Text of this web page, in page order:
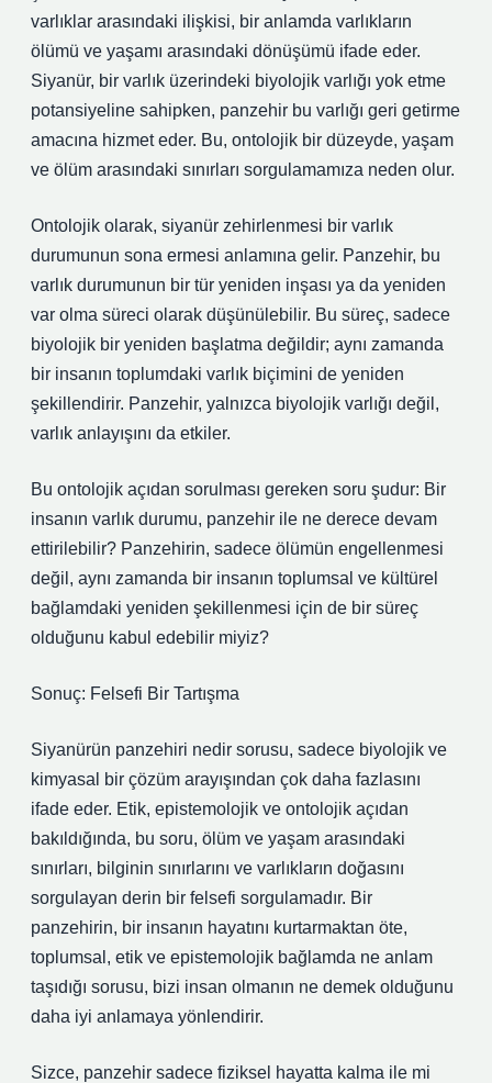
varlıklar arasındaki ilişkisi, bir anlamda varlıkların
ölümü ve yaşamı arasındaki dönüşümü ifade eder.
Siyanür, bir varlık üzerindeki biyolojik varlığı yok etme
potansiyeline sahipken, panzehir bu varlığı geri getirme
amacına hizmet eder. Bu, ontolojik bir düzeyde, yaşam
ve ölüm arasındaki sınırları sorgulamamıza neden olur.
Ontolojik olarak, siyanür zehirlenmesi bir varlık
durumunun sona ermesi anlamına gelir. Panzehir, bu
varlık durumunun bir tür yeniden inşası ya da yeniden
var olma süreci olarak düşünülebilir. Bu süreç, sadece
biyolojik bir yeniden başlatma değildir; aynı zamanda
bir insanın toplumdaki varlık biçimini de yeniden
şekillendirir. Panzehir, yalnızca biyolojik varlığı değil,
varlık anlayışını da etkiler.
Bu ontolojik açıdan sorulması gereken soru şudur: Bir
insanın varlık durumu, panzehir ile ne derece devam
ettirilebilir? Panzehirin, sadece ölümün engellenmesi
değil, aynı zamanda bir insanın toplumsal ve kültürel
bağlamdaki yeniden şekillenmesi için de bir süreç
olduğunu kabul edebilir miyiz?
Sonuç: Felsefi Bir Tartışma
Siyanürün panzehiri nedir sorusu, sadece biyolojik ve
kimyasal bir çözüm arayışından çok daha fazlasını
ifade eder. Etik, epistemolojik ve ontolojik açıdan
bakıldığında, bu soru, ölüm ve yaşam arasındaki
sınırları, bilginin sınırlarını ve varlıkların doğasını
sorgulayan derin bir felsefi sorgulamadır. Bir
panzehirin, bir insanın hayatını kurtarmaktan öte,
toplumsal, etik ve epistemolojik bağlamda ne anlam
taşıdığı sorusu, bizi insan olmanın ne demek olduğunu
daha iyi anlamaya yönlendirir.
Sizce, panzehir sadece fiziksel hayatta kalma ile mi